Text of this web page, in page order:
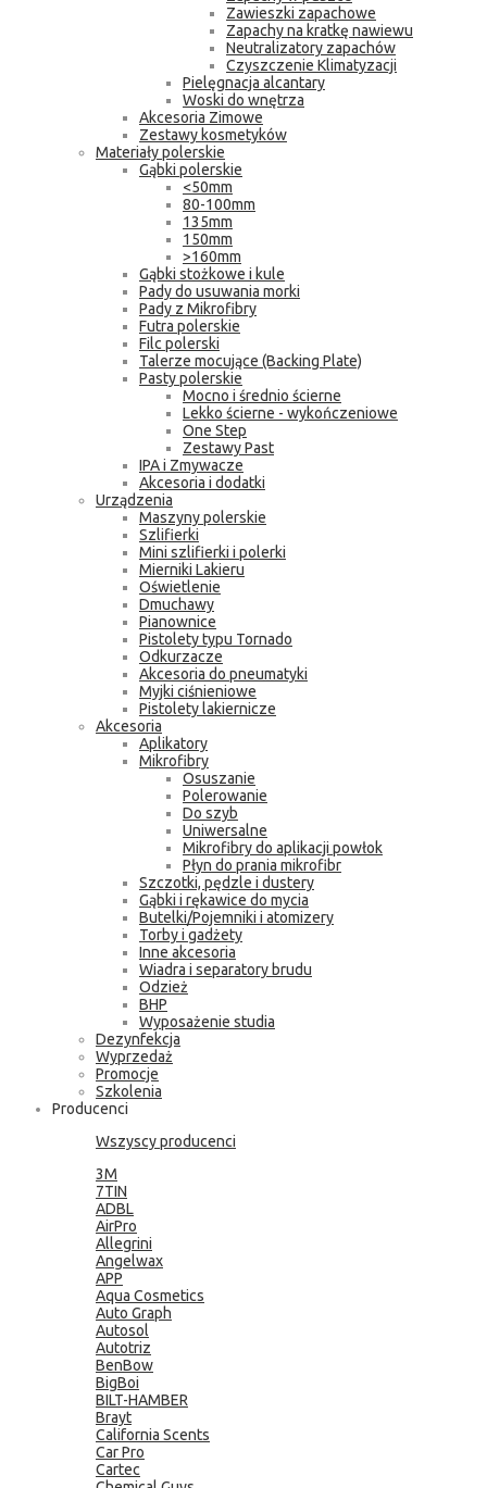
Zawieszki zapachowe
Zapachy na kratkę nawiewu
Neutralizatory zapachów
Czyszczenie Klimatyzacji
Pielęgnacja alcantary
Woski do wnętrza
Akcesoria Zimowe
Zestawy kosmetyków
Materiały polerskie
Gąbki polerskie
<50mm
80-100mm
135mm
150mm
>160mm
Gąbki stożkowe i kule
Pady do usuwania morki
Pady z Mikrofibry
Futra polerskie
Filc polerski
Talerze mocujące (Backing Plate)
Pasty polerskie
Mocno i średnio ścierne
Lekko ścierne - wykończeniowe
One Step
Zestawy Past
IPA i Zmywacze
Akcesoria i dodatki
Urządzenia
Maszyny polerskie
Szlifierki
Mini szlifierki i polerki
Mierniki Lakieru
Oświetlenie
Dmuchawy
Pianownice
Pistolety typu Tornado
Odkurzacze
Akcesoria do pneumatyki
Myjki ciśnieniowe
Pistolety lakiernicze
Akcesoria
Aplikatory
Mikrofibry
Osuszanie
Polerowanie
Do szyb
Uniwersalne
Mikrofibry do aplikacji powłok
Płyn do prania mikrofibr
Szczotki, pędzle i dustery
Gąbki i rękawice do mycia
Butelki/Pojemniki i atomizery
Torby i gadżety
Inne akcesoria
Wiadra i separatory brudu
Odzież
BHP
Wyposażenie studia
Dezynfekcja
Wyprzedaż
Promocje
Szkolenia
Producenci
Wszyscy producenci
3M
7TIN
ADBL
AirPro
Allegrini
Angelwax
APP
Aqua Cosmetics
Auto Graph
Autosol
Autotriz
BenBow
BigBoi
BILT-HAMBER
Brayt
California Scents
Car Pro
Cartec